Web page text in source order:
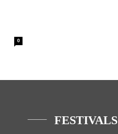
0
FESTIVALS